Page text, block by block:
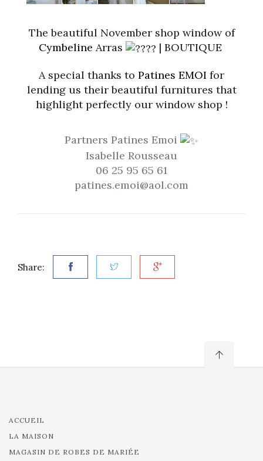
The beautiful November shop window of
Cymbeline Arras | BOUTIQUE
A special thanks to Patines EMOI for
lending us their beautiful furnitures that
highlight perfectly our window shop !
Partners Patines Emoi
Isabelle Rousseau
06 25 95 65 61
patines.emoi@aol.com
Share:
ACCUEIL
LA MAISON
MAGASIN DE ROBES DE MARIÉE